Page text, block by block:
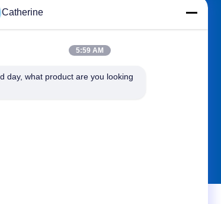
Catherine
5:59 AM
day, what product are you looking